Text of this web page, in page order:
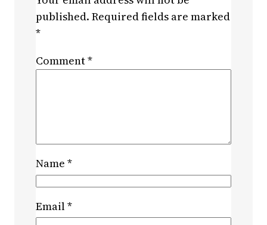
published. Required fields are marked
*
Comment*
Name *
Email*